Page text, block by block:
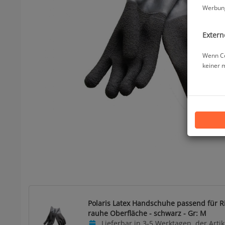
Polaris Latex Handschuhe passend für
rauhe Oberfläche - schwarz - Gr: M
Wenn
keiner